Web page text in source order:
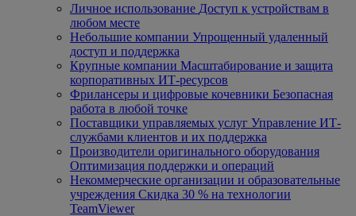
Личное использование Доступ к устройствам в
любом месте
Небольшие компании Упрощенный удаленный
доступ и поддержка
Крупные компании Масштабирование и защита
корпоративных ИТ-ресурсов
Фрилансеры и цифровые кочевники Безопасная
работа в любой точке
Поставщики управляемых услуг Управление ИТ-
службами клиентов и их поддержка
Производители оригинального оборудования
Оптимизация поддержки и операций
Некоммерческие организации и образовательные
учреждения Скидка 30 % на технологии
TeamViewer